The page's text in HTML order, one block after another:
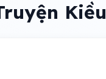
Kiều